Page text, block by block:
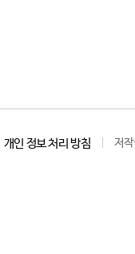
개인 정보 처리 방침 저